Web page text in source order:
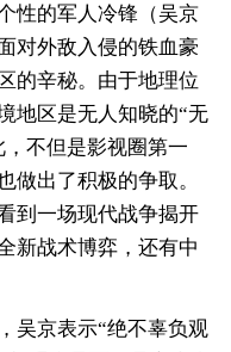
性的军人冷锋（吴京
对外敌入侵的铁血豪
的辛秘。由于地理位
地区是无人知晓的“无
不但是影视圈第一
做出了积极的争取。
到一场现代战争揭开
新战术博弈，还有中
吴京表示“绝不辜负观